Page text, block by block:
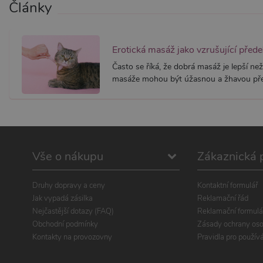
Články
Erotická masáž jako vzrušující
Často se říká, že dobrá masáž je lepší
masáže mohou být úžasnou a žhavou
Vše o nákupu
Druhy dopravy a ceny
Jak vypadá zásilka
Nejčastější dotazy (FAQ)
Obchodní podmínky
Kontakty na provozovny
Zákaznická
Kontaktní formulář
Reklamační řád
Reklamační
Zásady ochrany
Pravidla pro